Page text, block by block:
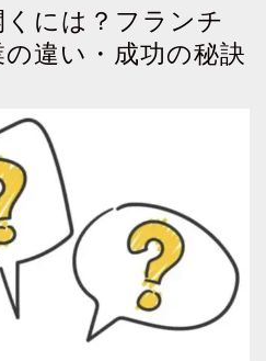
くには？フランチ
違い・成功の秘訣